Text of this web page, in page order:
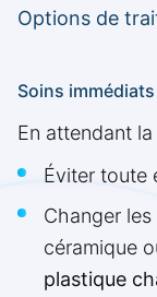
Options de
Soins immédiats
En attendant
Éviter toute
Changer
céramique
plastique